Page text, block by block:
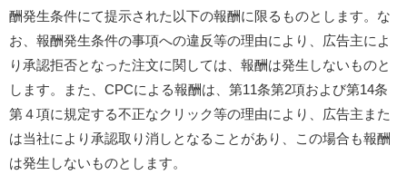
酬発生条件にて提示された以下の報酬に限るものとします。な
お、報酬発生条件の事項への違反等の理由により、広告主によ
り承認拒否となった注文に関しては、報酬は発生しないものと
します。また、CPCによる報酬は、第11条第2項および第14条
第４項に規定する不正なクリック等の理由により、広告主また
は当社により承認取り消しとなることがあり、この場合も報酬
は発生しないものとします。